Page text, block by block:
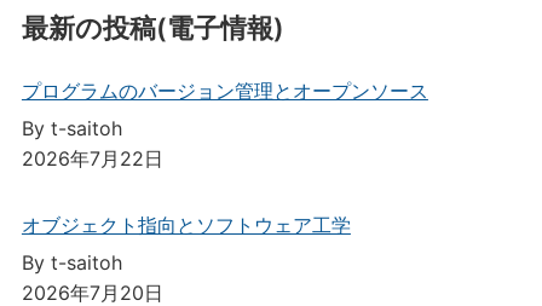
最新の投稿(電子情報)
プログラムのバージョン管理とオープンソース
By t-saitoh
2026年7月22日
オブジェクト指向とソフトウェア工学
By t-saitoh
2026年7月20日